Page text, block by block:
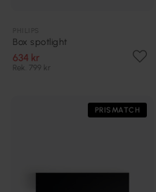
Box spotlight
634 kr
Rek. 799 kr
PRISMATCH